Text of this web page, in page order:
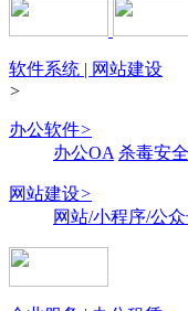
软件系统 | 网站建设
>
办公软件>
办公OA 杀毒安全
网站建设>
网站/小程序/公